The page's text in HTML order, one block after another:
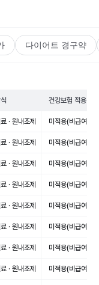
다이어트 경구약
건강보험 적용
· 원내조제 미적용(비급여)
· 원내조제 미적용(비급여)
· 원내조제 미적용(비급여)
· 원내조제 미적용(비급여)
· 원내조제 미적용(비급여)
· 원내조제 미적용(비급여)
· 원내조제 미적용(비급여)
· 원내조제 미적용(비급여)